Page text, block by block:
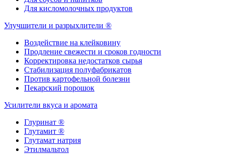
Для кисломолочных продуктов
Улучшители и разрыхлители ®
Воздействие на клейковину
Продление свежести и сроков годности
Корректировка недостатков сырья
Стабилизация полуфабрикатов
Против картофельной болезни
Пекарский порошок
Усилители вкуса и аромата
Глуринат ®
Глутамит ®
Глутамат натрия
Этилмальтол